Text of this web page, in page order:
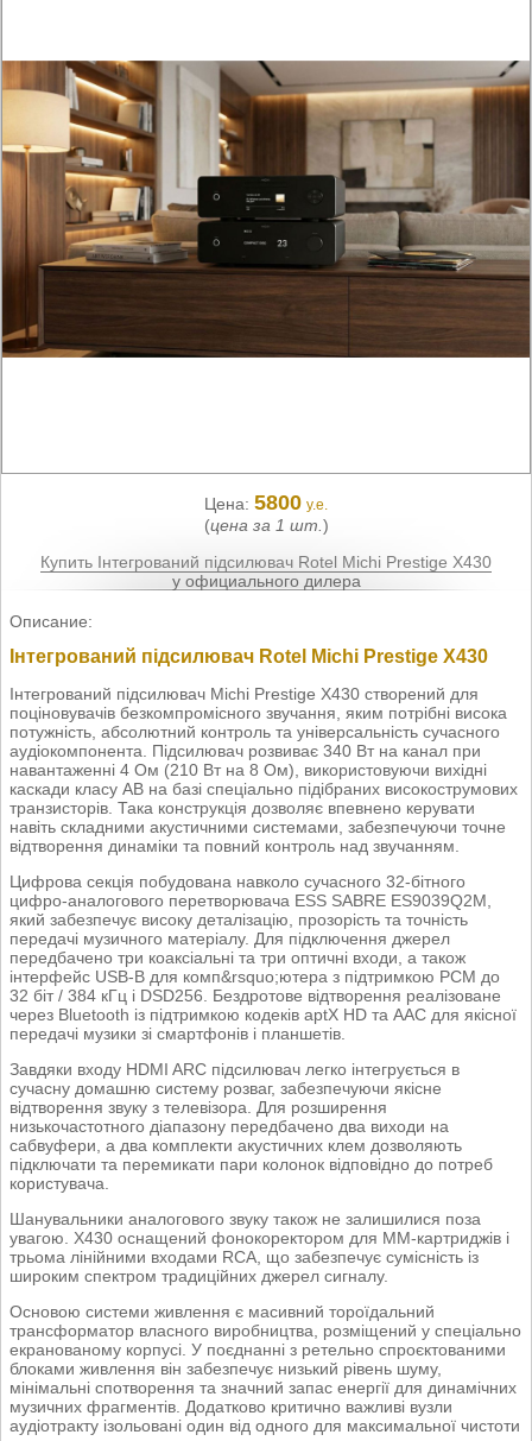
Цена: 5800 у.е.
(цена за 1 шт. )
Купить Інтегрований підсилювач Rotel Michi Prestige X430
у официального дилера
Описание:
Інтегрований підсилювач Rotel Michi Prestige X430
Інтегрований підсилювач Michi Prestige X430 створений для
поціновувачів безкомпромісного звучання, яким потрібні висока
потужність, абсолютний контроль та універсальність сучасного
аудіокомпонента. Підсилювач розвиває 340 Вт на канал при
навантаженні 4 Ом (210 Вт на 8 Ом), використовуючи вихідні
каскади класу AB на базі спеціально підібраних високострумових
транзисторів. Така конструкція дозволяє впевнено керувати
навіть складними акустичними системами, забезпечуючи точне
відтворення динаміки та повний контроль над звучанням.
Цифрова секція побудована навколо сучасного 32-бітного
цифро-аналогового перетворювача ESS SABRE ES9039Q2M,
який забезпечує високу деталізацію, прозорість та точність
передачі музичного матеріалу. Для підключення джерел
передбачено три коаксіальні та три оптичні входи, а також
інтерфейс USB-B для комп&rsquo;ютера з підтримкою PCM до
32 біт / 384 кГц і DSD256. Бездротове відтворення реалізоване
через Bluetooth із підтримкою кодеків aptX HD та AAC для якісної
передачі музики зі смартфонів і планшетів.
Завдяки входу HDMI ARC підсилювач легко інтегрується в
сучасну домашню систему розваг, забезпечуючи якісне
відтворення звуку з телевізора. Для розширення
низькочастотного діапазону передбачено два виходи на
сабвуфери, а два комплекти акустичних клем дозволяють
підключати та перемикати пари колонок відповідно до потреб
користувача.
Шанувальники аналогового звуку також не залишилися поза
увагою. X430 оснащений фонокоректором для MM-картриджів і
трьома лінійними входами RCA, що забезпечує сумісність із
широким спектром традиційних джерел сигналу.
Основою системи живлення є масивний тороїдальний
трансформатор власного виробництва, розміщений у спеціально
екранованому корпусі. У поєднанні з ретельно спроєктованими
блоками живлення він забезпечує низький рівень шуму,
мінімальні спотворення та значний запас енергії для динамічних
музичних фрагментів. Додатково критично важливі вузли
аудіотракту ізольовані один від одного для максимальної чистоти